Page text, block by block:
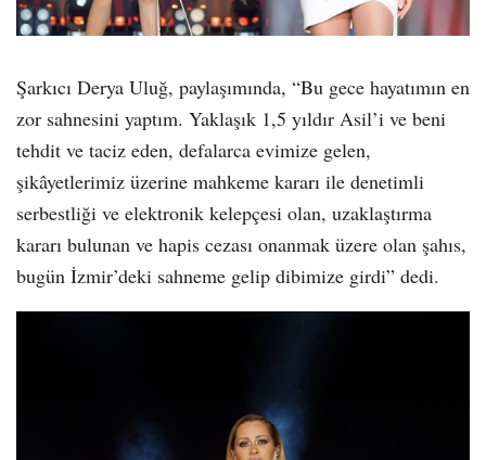
Şarkıcı Derya Uluğ, paylaşımında, “Bu gece hayatımın en
zor sahnesini yaptım. Yaklaşık 1,5 yıldır Asil’i ve beni
tehdit ve taciz eden, defalarca evimize gelen,
şikâyetlerimiz üzerine mahkeme kararı ile denetimli
serbestliği ve elektronik kelepçesi olan, uzaklaştırma
kararı bulunan ve hapis cezası onanmak üzere olan şahıs,
bugün İzmir’deki sahneme gelip dibimize girdi” dedi.